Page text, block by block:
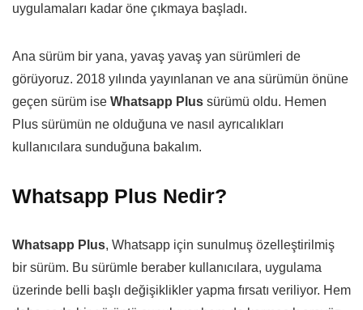
uygulamaları kadar öne çıkmaya başladı.
Ana sürüm bir yana, yavaş yavaş yan sürümleri de
görüyoruz. 2018 yılında yayınlanan ve ana sürümün önüne
geçen sürüm ise Whatsapp Plus sürümü oldu. Hemen
Plus sürümün ne olduğuna ve nasıl ayrıcalıkları
kullanıcılara sunduğuna bakalım.
Whatsapp Plus Nedir?
Whatsapp Plus, Whatsapp için sunulmuş özelleştirilmiş
bir sürüm. Bu sürümle beraber kullanıcılara, uygulama
üzerinde belli başlı değişiklikler yapma fırsatı veriliyor. Hem